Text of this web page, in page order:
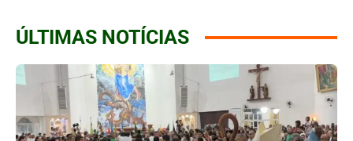
ÚLTIMAS NOTÍCIAS